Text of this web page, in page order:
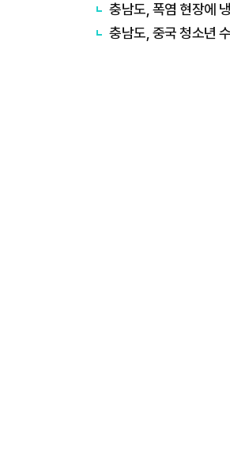
충남도, 폭염 현장에
충남도, 중국 청소년